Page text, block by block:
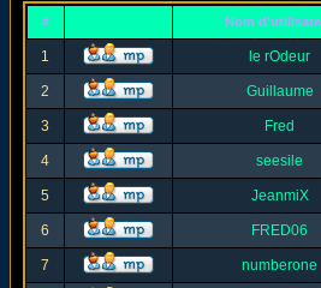
# Nom
1 le rOdeur
2 Guillaume
3 Fred
4 seesile
5 JeanmiX
6 FRED06
7 numberone